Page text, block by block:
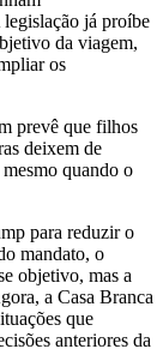
já proíbe
da viagem,
os
prevê que filhos
deixem de
quando o
para reduzir o
mandato, o
objetivo, mas a
a Casa Branca
que
anteriores da